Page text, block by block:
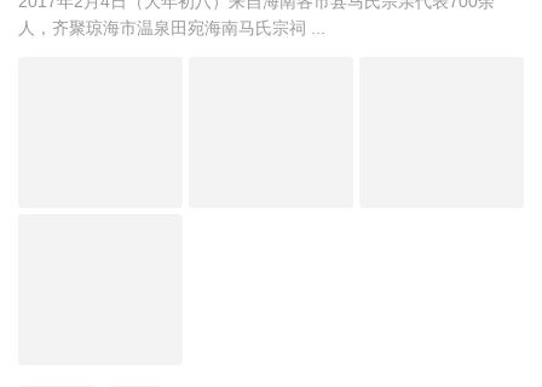
人，齐聚琼海市温泉田宛海南马氏宗祠 ...